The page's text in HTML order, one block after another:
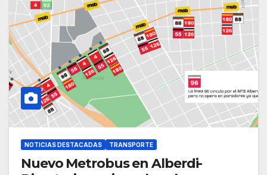
NOTICIAS DESTACADAS TRANSPORTE
Nuevo Metrobus en Alberdi-